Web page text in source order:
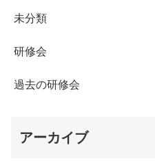
未分類
研修会
過去の研修会
アーカイブ